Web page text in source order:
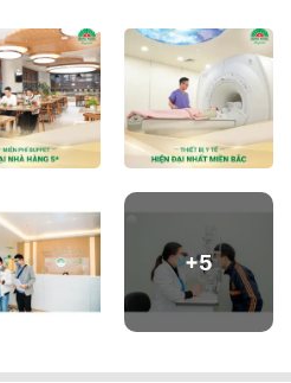
mê (đã bao gồm thụt
+5